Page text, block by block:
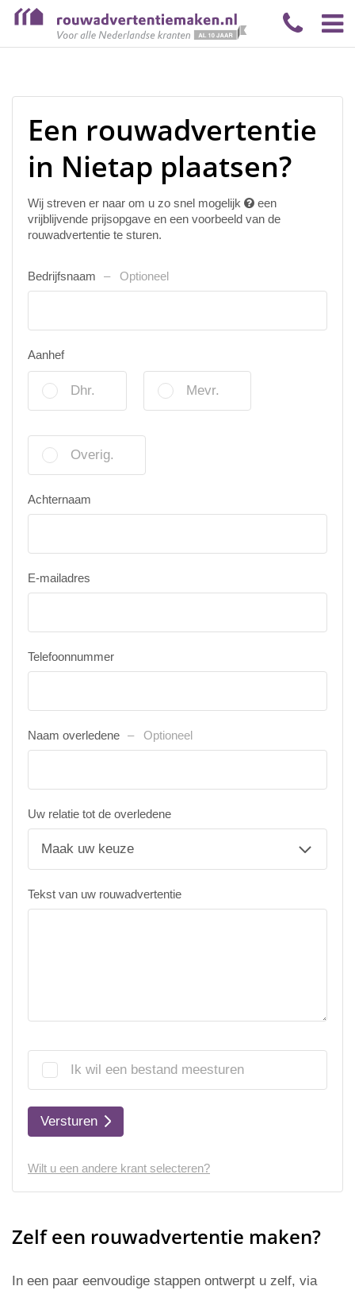
Een rouwadvertentie
in Nietap plaatsen?
Wij streven er naar om u zo snel mogelijk
een
vrijblijvende prijsopgave en een voorbeeld van de
rouwadvertentie te sturen.
Bedrijfsnaam Optioneel
Aanhef
Dhr. Mevr.
Overig.
Achternaam
E-mailadres
Telefoonnummer
Naam overledene Optioneel
Uw relatie tot de overledene
Tekst van uw rouwadvertentie
Ik wil een bestand meesturen
Versturen
Wilt u een andere krant selecteren?
Zelf een rouwadvertentie maken?
In een paar eenvoudige stappen ontwerpt u zelf, via